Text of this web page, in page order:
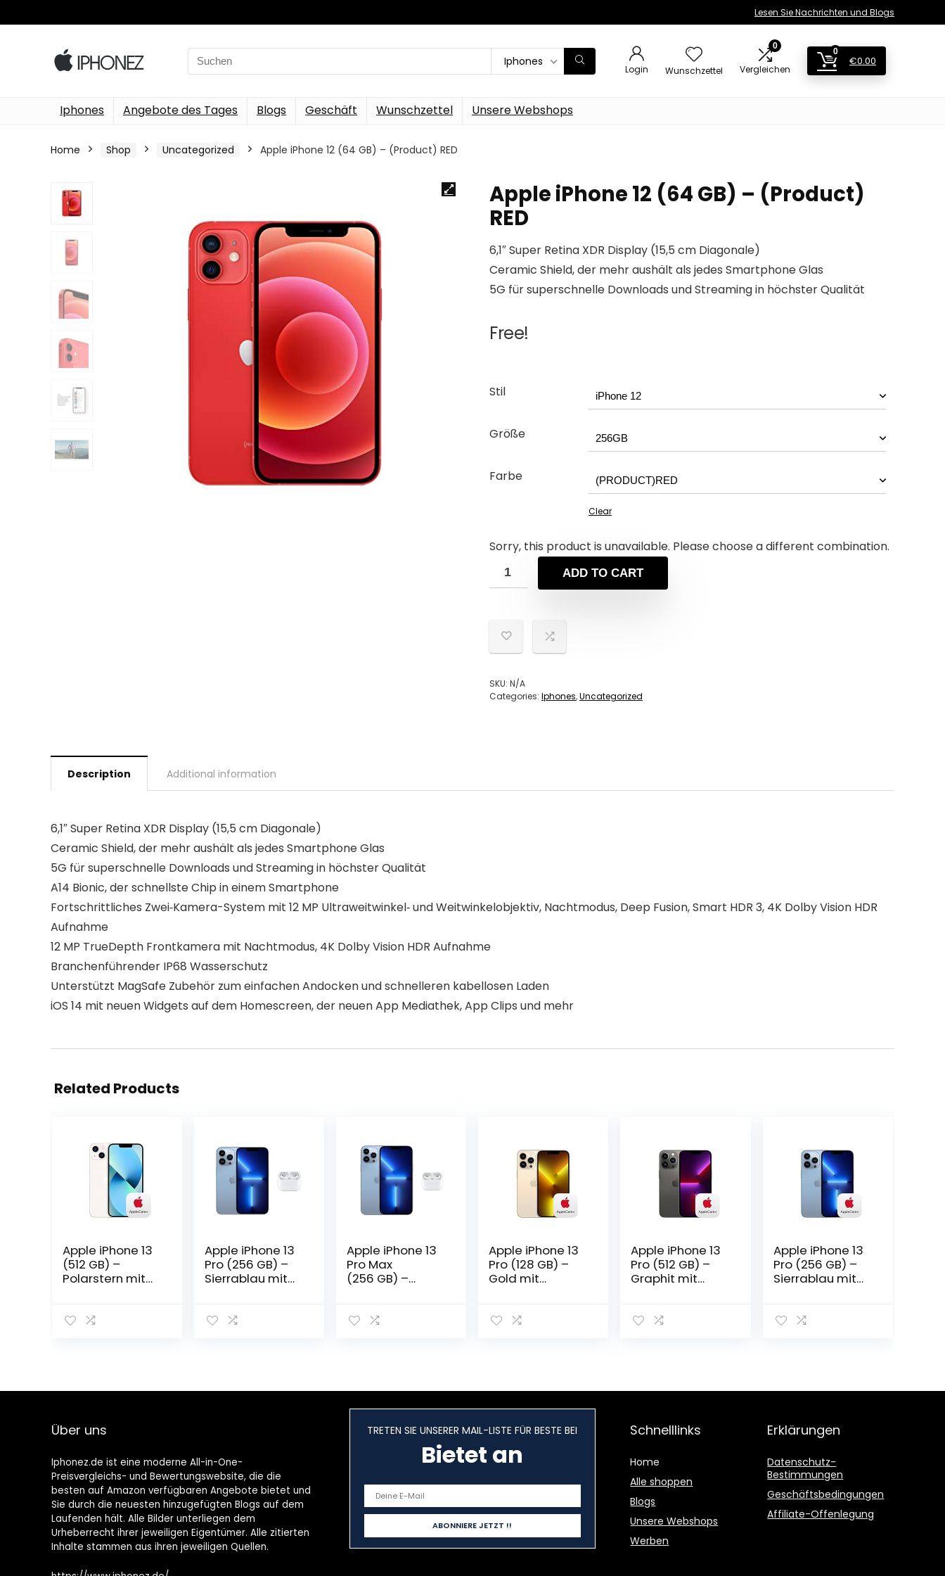
Lesen Sie Nachrichten und Blogs
Search
for:
Iphones
Login Wunschzettel
0
Vergleichen
0
€0.00
Iphones Angebote des Tages Blogs Geschäft Wunschzettel Unsere Webshops
Home Shop Uncategorized Apple iPhone 12 (64 GB) – (Product) RED
Apple iPhone 12 (64 GB) – (Product)
RED
6,1″ Super Retina XDR Display (15,5 cm Diagonale)
Ceramic Shield, der mehr aushält als jedes Smartphone Glas
5G für superschnelle Downloads und Streaming in höchster Qualität
Free!
Stil
Größe
Farbe
Clear
Sorry, this product is unavailable. Please choose a different combination.
ADD TO CART
SKU: N/A
Categories: Iphones,Uncategorized
Description Additional information
6,1″ Super Retina XDR Display (15,5 cm Diagonale)
Ceramic Shield, der mehr aushält als jedes Smartphone Glas
5G für superschnelle Downloads und Streaming in höchster Qualität
A14 Bionic, der schnellste Chip in einem Smartphone
Fortschrittliches Zwei‐Kamera-System mit 12 MP Ultraweitwinkel‐ und Weitwinkelobjektiv, Nachtmodus, Deep Fusion, Smart HDR 3, 4K Dolby Vision HDR
Aufnahme
12 MP TrueDepth Frontkamera mit Nachtmodus, 4K Dolby Vision HDR Aufnahme
Branchenführender IP68 Wasserschutz
Unterstützt MagSafe Zubehör zum einfachen Andocken und schnelleren kabellosen Laden
iOS 14 mit neuen Widgets auf dem Homescreen, der neuen App Mediathek, App Clips und mehr
Related Products
Apple iPhone 13
(512 GB) –
Polarstern mit
Apple iPhone 13
Pro (256 GB) –
Sierrablau mit
Apple iPhone 13
Pro Max
(256 GB) –
Apple iPhone 13
Pro (128 GB) –
Gold mit
Apple iPhone 13
Pro (512 GB) –
Graphit mit
Apple iPhone 13
Pro (256 GB) –
Sierrablau mit
Über uns
Iphonez.de ist eine moderne All-in-One-
Preisvergleichs- und Bewertungswebsite, die die
besten auf Amazon verfügbaren Angebote bietet und
Sie durch die neuesten hinzugefügten Blogs auf dem
Laufenden hält. Alle Bilder unterliegen dem
Urheberrecht ihrer jeweiligen Eigentümer. Alle zitierten
Inhalte stammen aus ihren jeweiligen Quellen.
TRETEN SIE UNSERER MAIL-LISTE FÜR BESTE BEI
Bietet an
Schnelllinks
Home
Alle shoppen
Blogs
Unsere Webshops
Werben
Erklärungen
Datenschutz-
Bestimmungen
Geschäftsbedingungen
Affiliate-Offenlegung